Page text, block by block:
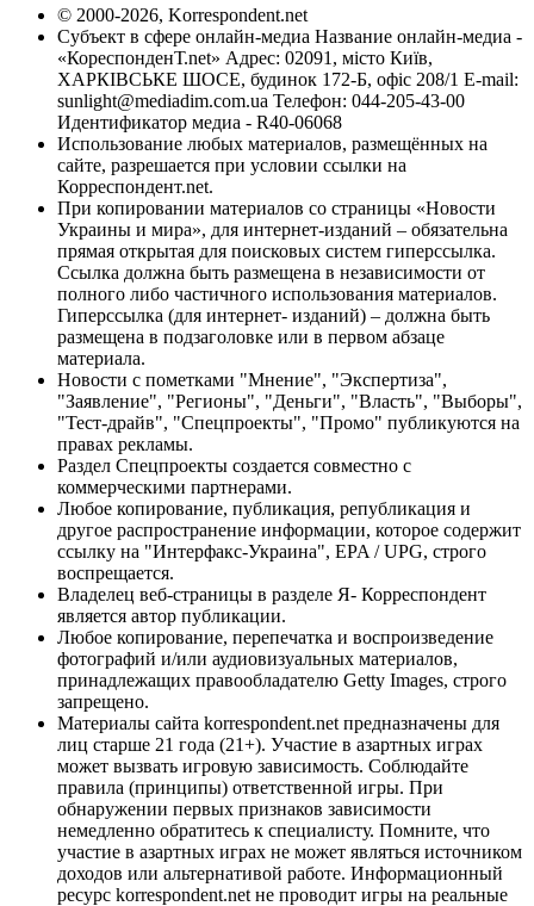
© 2000-2026, Korrespondent.net
Субъект в сфере онлайн-медиа Название онлайн-медиа -
«КореспонденТ.net» Адрес: 02091, місто Київ,
ХАРКІВСЬКЕ ШОСЕ, будинок 172-Б, офіс 208/1 E-mail:
sunlight@mediadim.com.ua Телефон: 044-205-43-00
Идентификатор медиа - R40-06068
Использование любых материалов, размещённых на
сайте, разрешается при условии ссылки на
Корреспондент.net.
При копировании материалов со страницы «Новости
Украины и мира», для интернет-изданий – обязательна
прямая открытая для поисковых систем гиперссылка.
Ссылка должна быть размещена в независимости от
полного либо частичного использования материалов.
Гиперссылка (для интернет- изданий) – должна быть
размещена в подзаголовке или в первом абзаце
материала.
Новости с пометками "Мнение", "Экспертиза",
"Заявление", "Регионы", "Деньги", "Власть", "Выборы",
"Тест-драйв", "Спецпроекты", "Промо" публикуются на
правах рекламы.
Раздел Спецпроекты создается совместно с
коммерческими партнерами.
Любое копирование, публикация, републикация и
другое распространение информации, которое содержит
ссылку на "Интерфакс-Украина", EPA / UPG, строго
воспрещается.
Владелец веб-страницы в разделе Я- Корреспондент
является автор публикации.
Любое копирование, перепечатка и воспроизведение
фотографий и/или аудиовизуальных материалов,
принадлежащих правообладателю Getty Images, строго
запрещено.
Материалы сайта korrespondent.net предназначены для
лиц старше 21 года (21+). Участие в азартных играх
может вызвать игровую зависимость. Соблюдайте
правила (принципы) ответственной игры. При
обнаружении первых признаков зависимости
немедленно обратитесь к специалисту. Помните, что
участие в азартных играх не может являться источником
доходов или альтернативой работе. Информационный
ресурс korrespondent.net не проводит игры на реальные